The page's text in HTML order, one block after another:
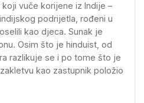
vuče korijene iz Indije –
podrijetla, rođeni u
kao djeca. Sunak je
Osim što je hinduist, od
razlikuje se i po tome što je
kao zastupnik položio